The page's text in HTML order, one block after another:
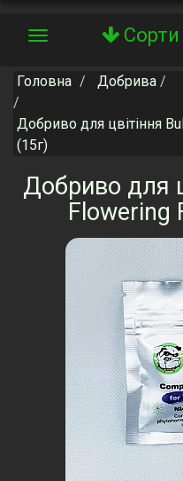
Сорти
Головна Добрива
Добриво для цвітіння
(15г)
Добриво для
Flowering